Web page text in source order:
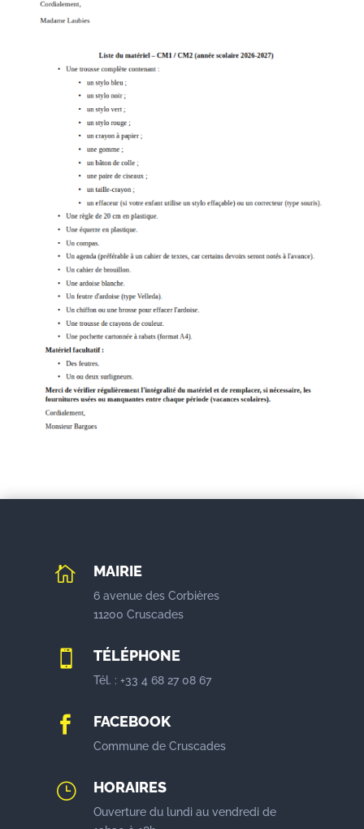
 MAIRIE
6 avenue des Corbières
11200 Cruscades
 TÉLÉPHONE
Tél. : +33 4 68 27 08 67
 FACEBOOK
Commune de Cruscades
} HORAIRES
Ouverture du lundi au vendredi de